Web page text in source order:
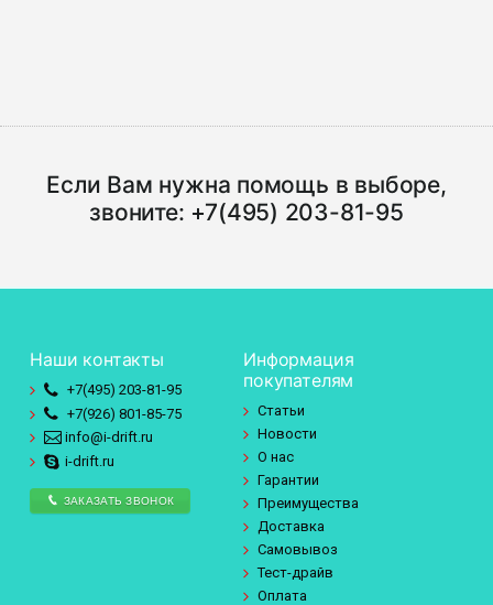
Если Вам нужна помощь в выборе,
звоните: +7(495) 203-81-95
Наши контакты
+7(495) 203-81-95
+7(926) 801-85-75
info@i-drift.ru
i-drift.ru
ЗАКАЗАТЬ ЗВОНОК
Информация
покупателям
Статьи
Новости
О нас
Гарантии
Преимущества
Доставка
Самовывоз
Тест-драйв
Оплата